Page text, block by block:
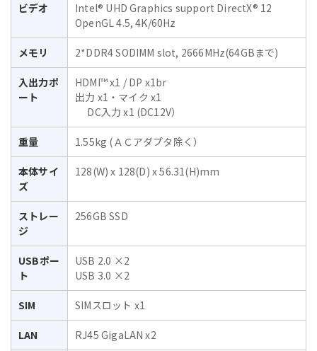
ビデオ
Intel® UHD Graphics support DirectX® 12
OpenGL 4.5, 4K/60Hz
メモリ 2*DDR4 SODIMM slot, 2666MHz(64GBまで)
入出力ポ
ート
HDMI™ x1 / DP x1br
出力 x1・マイク x1
DC入力 x1 (DC12V）
重量 1.55kg (ＡＣアダプタ除く）
本体サイ
ズ
128(W) x 128(D) x 56.31(H)mm
ストレー
ジ
256GB SSD
USBポー
ト
USB 2.0 ×2
USB 3.0 ×2
SIM SIMスロット x1
LAN RJ45 GigaLAN x2